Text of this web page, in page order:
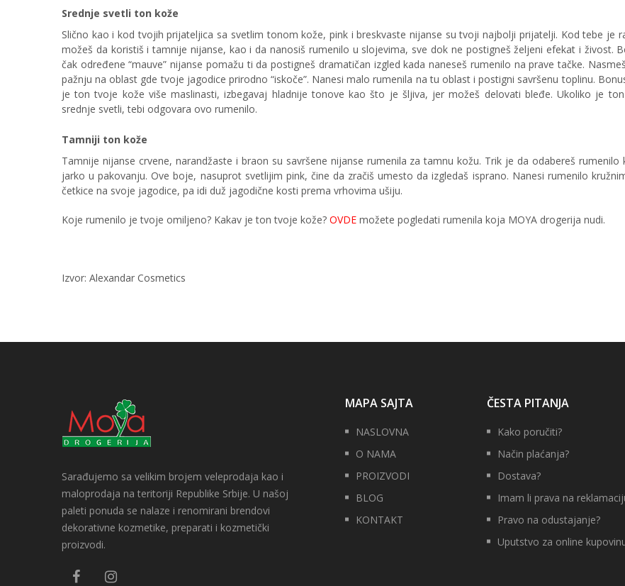
Srednje svetli ton kože
Slično kao i kod tvojih prijateljica sa svetlim tonom kože, pink i breskvaste nijanse su tvoji najbolji prijatelji. Kod tebe je
možeš da koristiš i tamnije nijanse, kao i da nanosiš rumenilo u slojevima, sve dok ne postigneš željeni efekat i živost.
čak određene “mauve” nijanse pomažu ti da postigneš dramatičan izgled kada naneseš rumenilo na prave tačke.
pažnju na oblast gde tvoje jagodice prirodno “iskoče”. Nanesi malo rumenila na tu oblast i postigni savršenu toplinu.
je ton tvoje kože više maslinasti, izbegavaj hladnije tonove kao što je šljiva, jer možeš delovati bleđe. Ukoliko je
srednje svetli, tebi odgovara ovo rumenilo.
Tamniji ton kože
Tamnije nijanse crvene, narandžaste i braon su savršene nijanse rumenila za tamnu kožu. Trik je da odabereš rumenilo
jarko u pakovanju. Ove boje, nasuprot svetlijim pink, čine da zračiš umesto da izgledaš isprano. Nanesi rumenilo
četkice na svoje jagodice, pa idi duž jagodične kosti prema vrhovima ušiju.
Koje rumenilo je tvoje omiljeno? Kakav je ton tvoje kože? OVDE možete pogledati rumenila koja MOYA drogerija nudi.
Izvor: Alexandar Cosmetics
Sarađujemo sa velikim brojem veleprodaja kao i
maloprodaja na teritoriji Republike Srbije. U našoj
paleti ponuda se nalaze i renomirani brendovi
dekorativne kozmetike, preparati i kozmetički
proizvodi.
MAPA SAJTA
NASLOVNA
O NAMA
PROIZVODI
BLOG
KONTAKT
ČESTA PITANJA
Kako poručiti?
Način plaćanja?
Dostava?
Imam li prava na
Pravo na odustajanje?
Uputstvo za online